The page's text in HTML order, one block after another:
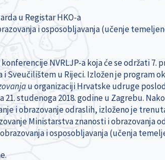
u Registar HKO-a
i osposobljavanja (učenje
NVRLJP-a koja će se održati 7.
Sveučilištem u Rijeci. Izložen je program
u organizaciji Hrvatske udruge
studenoga 2018. godine u Zagrebu.
i obrazovanje odraslih, izloženo je
Ministarstva znanosti i obrazovanja
i osposobljavanja (učenja